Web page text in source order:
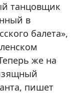
танцовщик
в
балета»,
же на
пишет